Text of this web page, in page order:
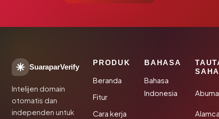
SuaraparVerify
Intelijen domain
otomatis dan
independen untuk
PRODUK
Beranda
Fitur
Cara kerja
BAHASA
Bahasa
Indonesia